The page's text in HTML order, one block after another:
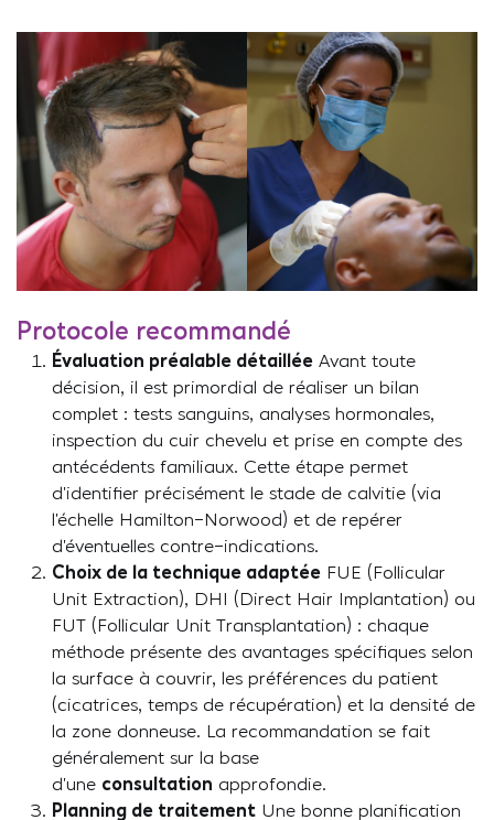
Protocole recommandé
Évaluation préalable détaillée Avant toute
décision, il est primordial de réaliser un bilan
complet : tests sanguins, analyses hormonales,
inspection du cuir chevelu et prise en compte des
antécédents familiaux. Cette étape permet
d’identifier précisément le stade de calvitie (via
l’échelle Hamilton-Norwood) et de repérer
d’éventuelles contre-indications.
Choix de la technique adaptée FUE (Follicular
Unit Extraction), DHI (Direct Hair Implantation) ou
FUT (Follicular Unit Transplantation) : chaque
méthode présente des avantages spécifiques selon
la surface à couvrir, les préférences du patient
(cicatrices, temps de récupération) et la densité de
la zone donneuse. La recommandation se fait
généralement sur la base
d’une consultation approfondie.
Planning de traitement Une bonne planification